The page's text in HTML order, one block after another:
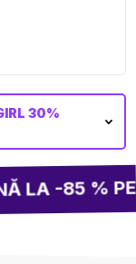
30%
LA -85 % PE